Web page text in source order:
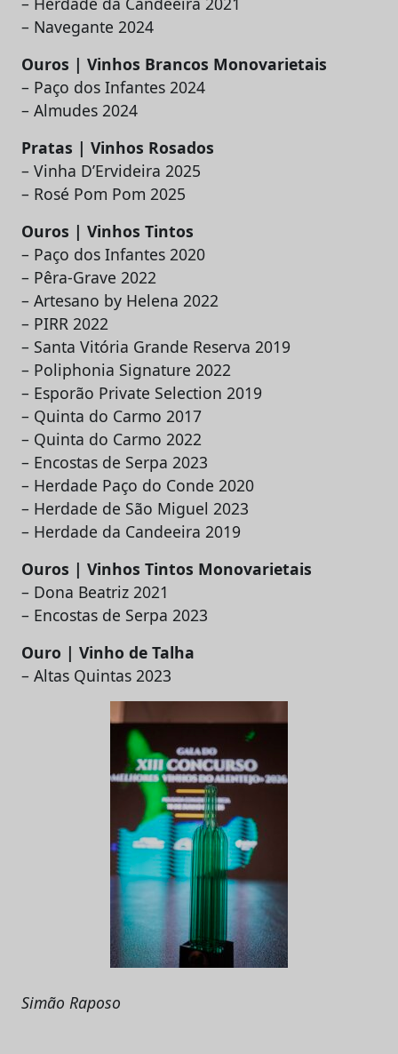
– Navegante 2024
Ouros | Vinhos Brancos Monovarietais
– Paço dos Infantes 2024
– Almudes 2024
Pratas | Vinhos Rosados
– Vinha D’Ervideira 2025
– Rosé Pom Pom 2025
Ouros | Vinhos Tintos
– Paço dos Infantes 2020
– Pêra-Grave 2022
– Artesano by Helena 2022
– PIRR 2022
– Santa Vitória Grande Reserva 2019
– Poliphonia Signature 2022
– Esporão Private Selection 2019
– Quinta do Carmo 2017
– Quinta do Carmo 2022
– Encostas de Serpa 2023
– Herdade Paço do Conde 2020
– Herdade de São Miguel 2023
– Herdade da Candeeira 2019
Ouros | Vinhos Tintos Monovarietais
– Dona Beatriz 2021
– Encostas de Serpa 2023
Ouro | Vinho de Talha
– Altas Quintas 2023
Simão Raposo